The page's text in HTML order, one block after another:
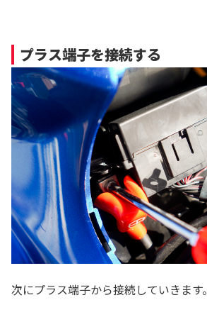
プラス端子を接続する
次にプラス端子から接続していきます。